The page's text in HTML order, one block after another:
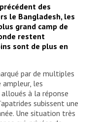
des
le Bangladesh, les
grand camp de
restent
sont de plus en
par de multiples
ampleur, les
à la réponse
subissent une
Une situation très